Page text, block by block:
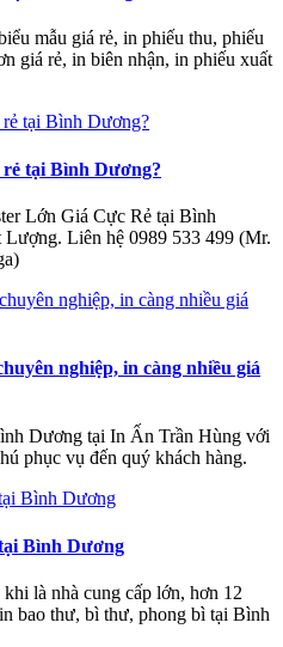
mẫu giá rẻ, in phiếu thu, phiếu
giá rẻ, in biên nhận, in phiếu xuất
rẻ tại Bình Dương?
Lớn Giá Cực Rẻ tại Bình
Liên hệ 0989 533 499 (Mr.
nghiệp, in càng nhiều giá
Dương tại In Ấn Trần Hùng với
phục vụ đến quý khách hàng.
Bình Dương
là nhà cung cấp lớn, hơn 12
bao thư, bì thư, phong bì tại Bình